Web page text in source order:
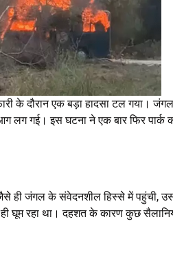
के दौरान एक बड़ा हादसा टल गया।
लग गई। इस घटना ने एक बार फिर पार्क
जैसे ही जंगल के संवेदनशील हिस्से में
ही घूम रहा था। दहशत के कारण कुछ